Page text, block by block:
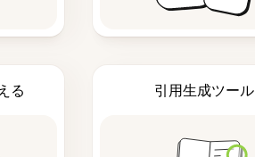
る 引用生成ツール